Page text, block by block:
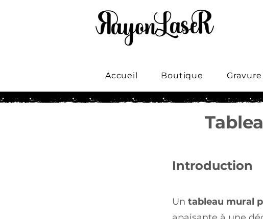
Accueil Boutique
Introduction
Un tableau mural